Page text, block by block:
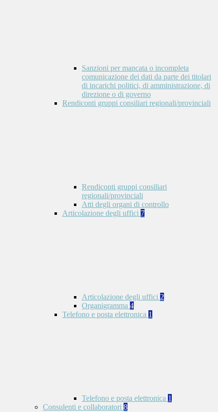
Sanzioni per mancata o incompleta
comunicazione dei dati da parte dei titolari
di incarichi politici, di amministrazione, di
direzione o di governo
Rendiconti gruppi consiliari regionali/provinciali
Rendiconti gruppi consiliari
regionali/provinciali
Atti degli organi di controllo
Articolazione degli uffici 7
Articolazione degli uffici 2
Organigramma 4
Telefono e posta elettronica 1
Telefono e posta elettronica 1
Consulenti e collaboratori 8